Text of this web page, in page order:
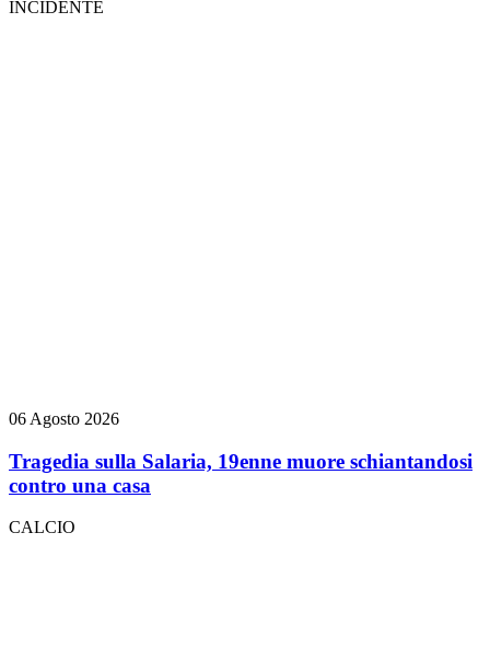
INCIDENTE
06 Agosto 2026
Tragedia sulla Salaria, 19enne muore schiantandosi
contro una casa
CALCIO